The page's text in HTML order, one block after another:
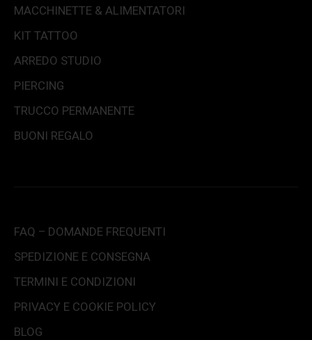
MACCHINETTE & ALIMENTATORI
KIT TATTOO
ARREDO STUDIO
PIERCING
TRUCCO PERMANENTE
BUONI REGALO
FAQ – DOMANDE FREQUENTI
SPEDIZIONE E CONSEGNA
TERMINI E CONDIZIONI
PRIVACY E COOKIE POLICY
BLOG